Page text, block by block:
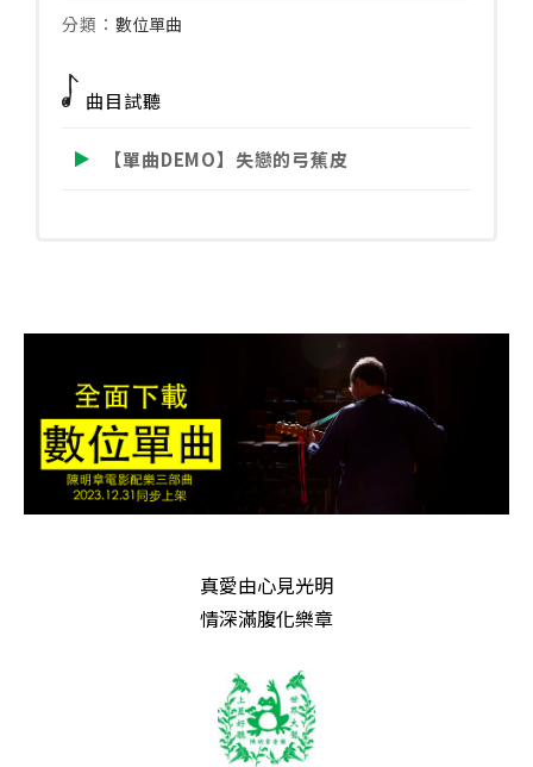
戀
弓
蕉
數
分類： 數位單曲
曲目試聽
【單曲DEMO】失戀的弓蕉皮
真愛由心見光明
情深滿腹化樂章